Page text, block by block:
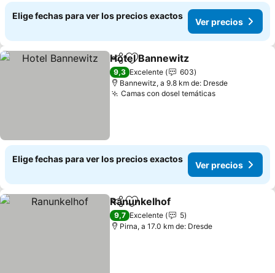
Elige fechas para ver los precios exactos
Ver precios
CompartirAgregar a favoritos
Hotel Bannewitz
9,3 Excelente
603
Bannewitz, a 9.8 km de: Dresde
Camas con dosel temáticas
Elige fechas para ver los precios exactos
Ver precios
CompartirAgregar a favoritos
Ranunkelhof
9,7 Excelente
5
Pirna, a 17.0 km de: Dresde